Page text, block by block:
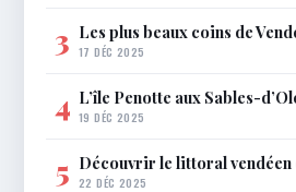
3 Les plus beaux coins de
17 DÉC 2025
4 L’île Penotte aux Sables-
19 DÉC 2025
5 Découvrir le littoral vendéen
22 DÉC 2025